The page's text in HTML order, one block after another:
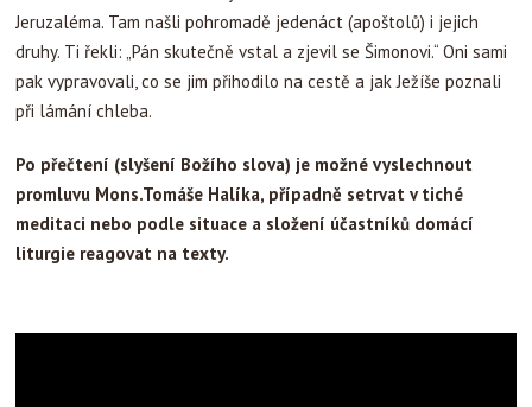
Jeruzaléma. Tam našli pohromadě jedenáct (apoštolů) i jejich
druhy. Ti řekli: „Pán skutečně vstal a zjevil se Šimonovi.“ Oni sami
pak vypravovali, co se jim přihodilo na cestě a jak Ježíše poznali
při lámání chleba.
Po přečtení (slyšení Božího slova) je možné vyslechnout
promluvu Mons.Tomáše Halíka, případně setrvat v tiché
meditaci nebo podle situace a složení účastníků domácí
liturgie reagovat na texty.